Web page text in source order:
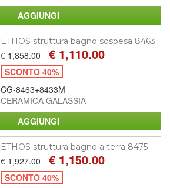
ETHOS struttura bagno sospesa 8463
€ 1,858.00 € 1,110.00
SCONTO 40%
CG-8463+8433M
CERAMICA GALASSIA
ETHOS struttura bagno a terra 8475
€ 1,927.00 € 1,150.00
SCONTO 40%